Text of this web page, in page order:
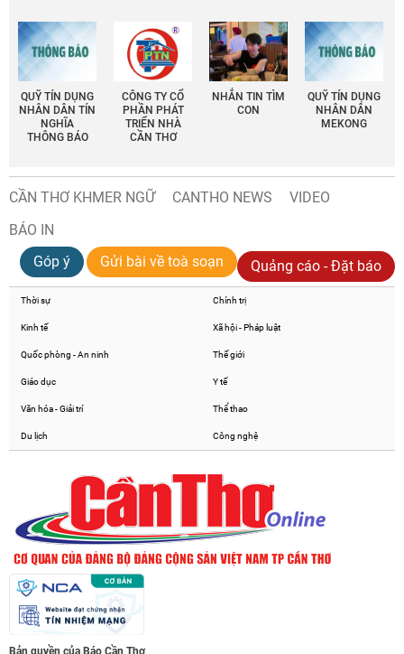
QUỸ TÍN DỤNG
NHÂN DÂN TÍN
NGHĨA
THÔNG BÁO
CÔNG TY CỔ
PHẦN PHÁT
TRIỂN NHÀ
CẦN THƠ
NHẮN TIN TÌM
CON
QUỸ TÍN DỤNG
NHÂN DÂN
MEKONG
CẦN THƠ KHMER NGỮ CANTHO NEWS
VIDEO
BÁO IN
Góp ý
Gửi bài về toà soạn Quảng cáo - Đặt báo
Thời sự Chính trị
Kinh tế Xã hội - Pháp luật
Quốc phòng - An ninh Thế giới
Giáo dục Y tế
Văn hóa - Giải trí Thể thao
Du lịch Công nghệ
Bản quyền của Báo Cần Thơ